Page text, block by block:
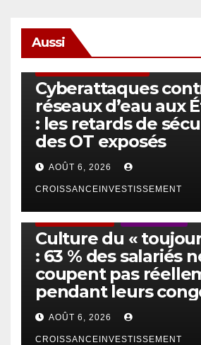
Aussi
Cyberattaques
réseaux d’eau aux
: les retards de
des OT exposés
AOÛT 6, 2026
CROISSANCEINVESTISSEMENT
Culture du «
: 63 % des salariés
coupent pas
pendant leurs
AOÛT 6, 2026
CROISSANCEINVESTISSEMENT